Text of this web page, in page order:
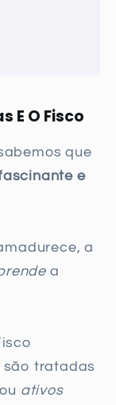
E O Fisco
que
e
a
a
são tratadas
ou ativos